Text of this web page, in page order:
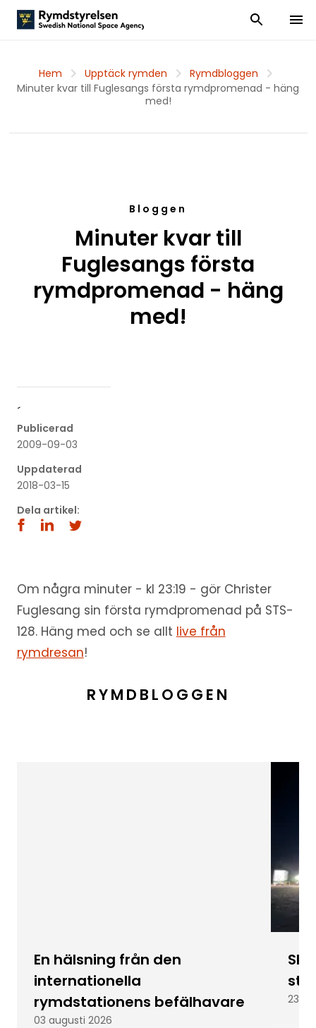
Visa och dölj
Visa
Hem Upptäck rymden
Rymdbloggen
Minuter kvar till Fuglesangs första rymdpromenad - häng
med!
Bloggen
Minuter kvar till
Fuglesangs första
rymdpromenad - häng
med!
´
Publicerad
2009-09-03
Uppdaterad
2018-03-15
Dela artikel:
Om några minuter - kl 23:19 - gör Christer
Fuglesang sin första rymdpromenad på STS-
128. Häng med och se allt live från
rymdresan!
RYMDBLOGGEN
En hälsning från den
internationella
rymdstationens befälhavare
03 augusti 2026
23